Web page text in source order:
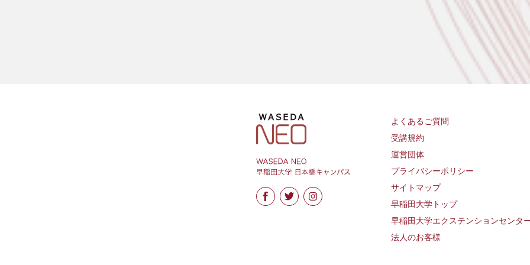
よくあるご質問
受講規約
運営団体
プライバシーポリシー
サイトマップ
早稲田大学トップ
早稲田大学エクステンションセンタ
法人のお客様